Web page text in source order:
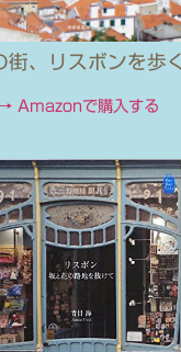
街、リスボンを歩く
Amazonで購入する